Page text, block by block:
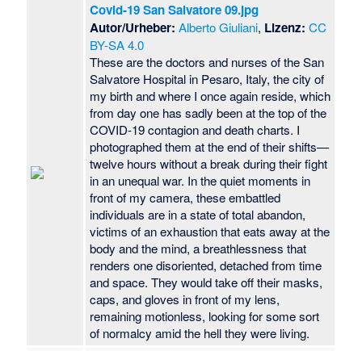
Covid-19 San Salvatore 09.jpg
Autor/Urheber: Alberto Giuliani, Lizenz: CC
BY-SA 4.0
These are the doctors and nurses of the San
Salvatore Hospital in Pesaro, Italy, the city of
my birth and where I once again reside, which
from day one has sadly been at the top of the
COVID-19 contagion and death charts. I
photographed them at the end of their shifts—
twelve hours without a break during their fight
in an unequal war. In the quiet moments in
front of my camera, these embattled
individuals are in a state of total abandon,
victims of an exhaustion that eats away at the
body and the mind, a breathlessness that
renders one disoriented, detached from time
and space. They would take off their masks,
caps, and gloves in front of my lens,
remaining motionless, looking for some sort
of normalcy amid the hell they were living.